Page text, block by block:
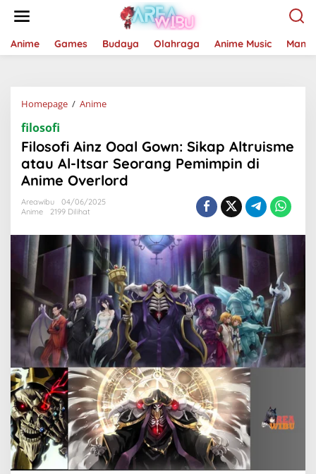
Anime Games Budaya Olahraga Anime Music
Homepage / AnimeFilosofi
Gown:
Sikap
Altruisme
atau
di
Anime
Overlord
filosofi
Filosofi Ainz Ooal Gown: Sikap Altruisme
atau Al-Itsar Seorang Pemimpin di
Anime Overlord
Areawibu
04/06/2025
Anime
2199 Dilihat